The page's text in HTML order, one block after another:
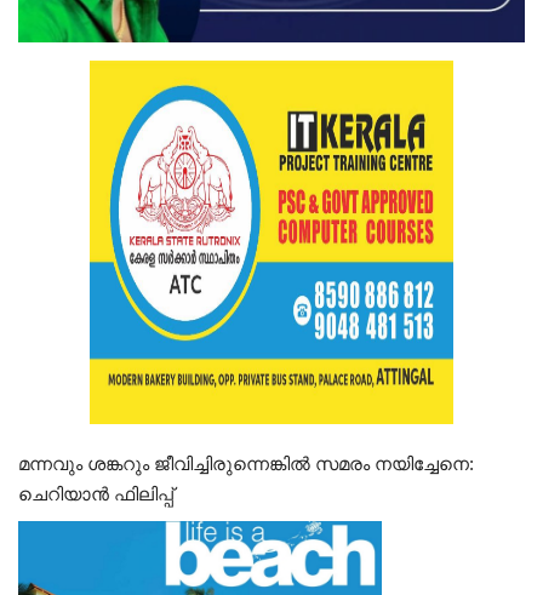
മന്നവും ശങ്കറും ജീവിച്ചിരുന്നെങ്കിൽ സമരം നയിച്ചേനെ:
ചെറിയാൻ ഫിലിപ്പ്